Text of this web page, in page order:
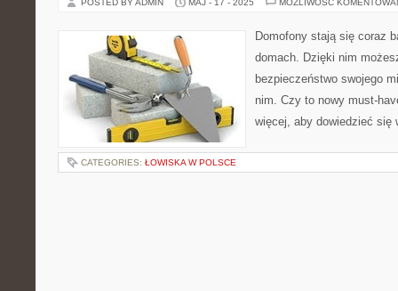
POSTED BY ADMIN MAJ - 17 - 2025 MOŻLIWOŚĆ
Domofony stają się coraz
domach. Dzięki nim
bezpieczeństwo swojego
nim. Czy to nowy must-
więcej, aby dowiedzieć się
CATEGORIES: ŁOWISKA W POLSCE